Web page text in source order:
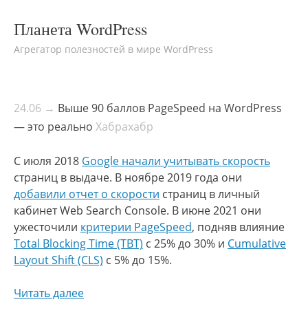
Планета WordPress
Агрегатор полезностей в мире WordPress
24.06 → Выше 90 баллов PageSpeed на WordPress
— это реально Хабрахабр
С июля 2018 Google начали учитывать скорость
страниц в выдаче. В ноябре 2019 года они
добавили отчет о скорости страниц в личный
кабинет Web Search Console. В июне 2021 они
ужесточили критерии PageSpeed, подняв влияние
Total Blocking Time (TBT) с 25% до 30% и Cumulative
Layout Shift (CLS) с 5% до 15%.
Читать далее